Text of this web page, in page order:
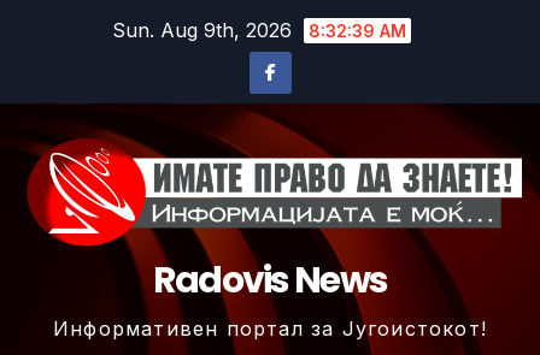
Sun. Aug 9th, 2026 8:32:42 AM
Radovis News
Информативен портал за Југоистокот!